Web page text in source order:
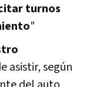
turnos
"
asistir, según